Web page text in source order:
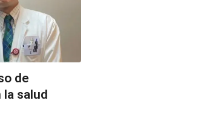
de
salud